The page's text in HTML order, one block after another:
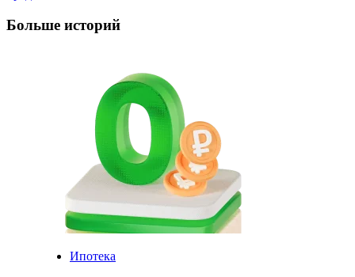
Больше историй
Ипотека